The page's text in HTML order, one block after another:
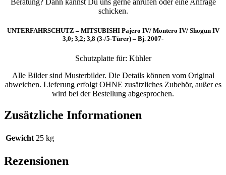
schicken.
UNTERFAHRSCHUTZ – MITSUBISHI Pajero IV/ Montero IV/ Shogun IV
3,0; 3,2; 3,8 (3-/5-Türer) – Bj. 2007-
Schutzplatte für: Kühler
Alle Bilder sind Musterbilder. Die Details können vom Original
abweichen. Lieferung erfolgt OHNE zusätzliches Zubehör, außer es
wird bei der Bestellung abgesprochen.
Zusätzliche Informationen
Gewicht 25 kg
Rezensionen